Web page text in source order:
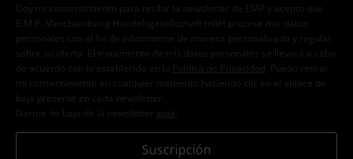
Doy mi consentimiento para recibir la newsletter de EMP y acepto que
E.M.P. Merchandising Handelsgesellschaft mbH procese mis datos
personales con el fin de informarme de manera personalizada y regular
sobre su oferta. El tratamiento de mis datos personales se llevará a cabo
de acuerdo con lo establecido en la
Política de Privacidad . Puedo retirar
mi consentimiento en cualquier momento haciendo clic en el enlace de
baja presente en cada newsletter.
Darme de baja de la newsletter
aquí
Suscripción